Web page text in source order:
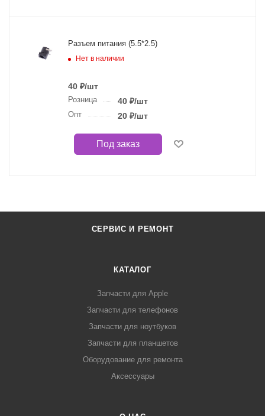
Разъем питания (5.5*2.5)
Нет в наличии
40 ₽/шт
Розница 40₽/шт
Опт 20₽/шт
Под заказ
СЕРВИС И РЕМОНТ
КАТАЛОГ
Запчасти для Apple
Запчасти для телефонов
Запчасти для ноутбуков
Запчасти для планшетов
Оборудование для ремонта
Аксессуары